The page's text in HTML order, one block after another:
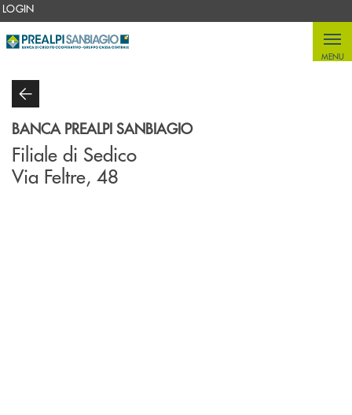
Salta al contenuto principale
LOGIN
MENU
BANCA PREALPI SANBIAGIO
Filiale di Sedico
Via Feltre, 48